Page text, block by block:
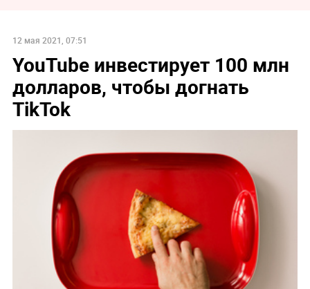
12 мая 2021, 07:51
YouTube инвестирует 100 млн
долларов, чтобы догнать
TikTok